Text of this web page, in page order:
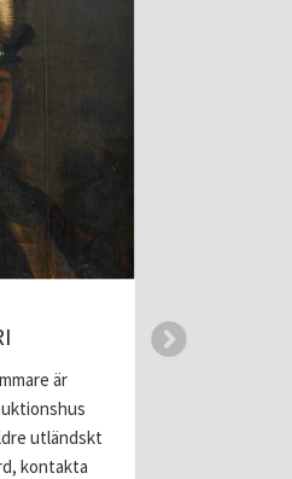
är
utländskt
kontakta